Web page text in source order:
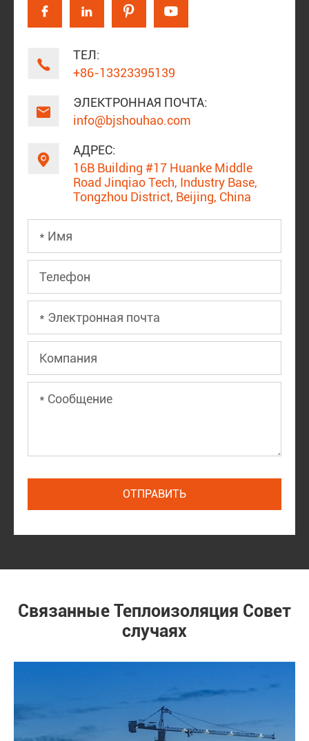
   

ТЕЛ:
+86-13323395139

ЭЛЕКТРОННАЯ ПОЧТА:
info@bjshouhao.com

АДРЕС:
16B Building #17 Huanke Middle
Road Jinqiao Tech, Industry Base,
Tongzhou District, Beijing, China
Связанные Теплоизоляция Совет
случаях